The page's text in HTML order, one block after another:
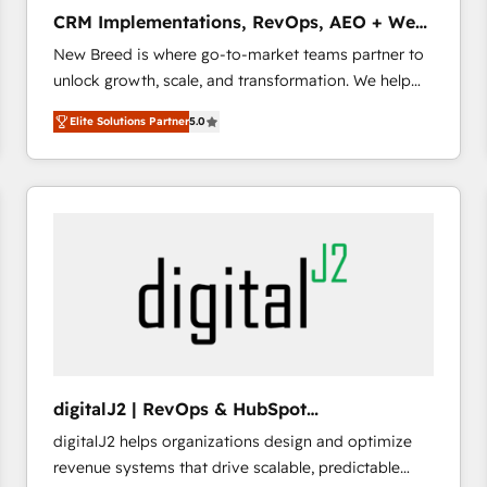
2️⃣ AIエージェント組織構築 営業・マーケティング業務
の一部をAIが自律実行する組織への移行を設計・実装。
Breeze・Claude等をHubSpotと連携させ、役割定義・
運用ルール・成果指標まで含めて設計します。 3️⃣ 全社
DX × AI推進のPMO伴走支援 複数部門をまたぐDX×AI変
革を、構想から実装・定着までPMOとして主導。「設
定の代行ではなく、設計の責任」を引き受け、部門横断
計・構築：リード獲得・CVR・SEOを前提にした情報設
計・導線設計・テンプレート設計をContent Hubで一体
提供。 ▸ 既存CRM・MAからの移行支援：Salesforce・
Marketo・Pardot等からの移行、カスタム設計、履歴
データ移行と活用設計まで。 ▸ AEO対応：ChatGPT・
ンツとサイト構造を最適化。 🏆 なぜ100incを選ぶの
か？ ✓ HubSpot Eliteパートナー認定 ✓ HubSpotアワ
ード受賞・HUGリーダー ✓ ISO27001:2022 /
ISO9001:2015 取得 ✓ 400社以上の導入実績 ✓
CRM Implementations, RevOps, AEO + Web,
Demand Gen
New Breed is where go-to-market teams partner to
unlock growth, scale, and transformation. We help
companies activate HubSpot’s AI-powered
customer platform and operationalize HubSpot’s
Loop Marketing framework through expert-led
services, smart agents, and purpose-built apps,
buyer journey for clean data, scalability, & reporting.
🎯Demand Gen & ABM: Drive pipeline with inbound,
ABM, AEO, SEO, & paid media that fuel growth. 👩‍💻
Web Design: Build high-performing websites with
configure HubSpot AI, & maximize AEO with tailored
AI services. 🧩Integrations: Extend HubSpot with
custom integrations, hosting, & maintenance. As
Elite Solutions Partner5.0
digitalJ2 | RevOps & HubSpot
Implementations
digitalJ2 helps organizations design and optimize
revenue systems that drive scalable, predictable